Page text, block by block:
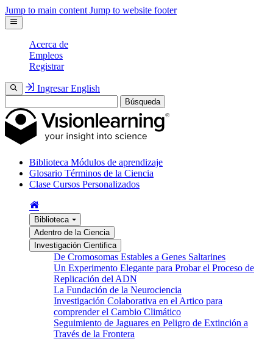
Jump to main content Jump to website footer
Acerca de
Empleos
Registrar
Ingresar English
Búsqueda
Biblioteca Módulos de aprendizaje
Glosario Términos de la Ciencia
Clase Cursos Personalizados
Biblioteca
Adentro de la Ciencia
Investigación Cientifica
De Cromosomas Estables a Genes Saltarines
Un Experimento Elegante para Probar el Proceso de
Replicación del ADN
La Fundación de la Neurociencia
Investigación Colaborativa en el Artico para
comprender el Cambio Climático
Seguimiento de Jaguares en Peligro de Extinción a
Través de la Frontera